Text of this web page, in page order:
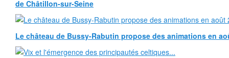
de Châtillon-sur-Seine
Le château de Bussy-Rabutin propose des animations en